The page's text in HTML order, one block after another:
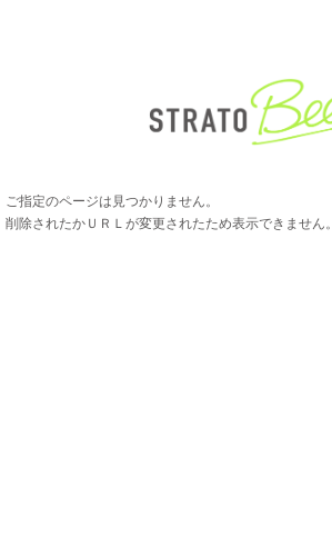
ご指定のページは見つかりません。
削除されたかＵＲＬが変更されたため表示できません。